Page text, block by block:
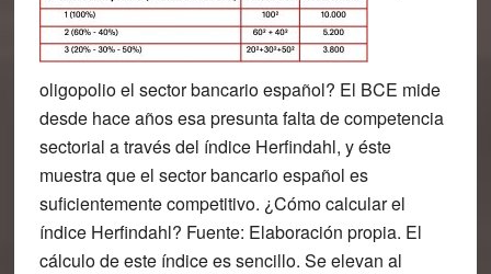
oligopolio el sector bancario español? El BCE mide
desde hace años esa presunta falta de competencia
sectorial a través del índice Herfindahl, y éste
muestra que el sector bancario español es
suficientemente competitivo. ¿Cómo calcular el
índice Herfindahl? Fuente: Elaboración propia. El
cálculo de este índice es sencillo. Se elevan al